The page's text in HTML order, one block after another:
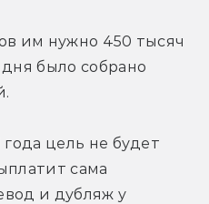
им нужно 450 тысяч
было собрано
года цель не будет
сама
и дубляж у